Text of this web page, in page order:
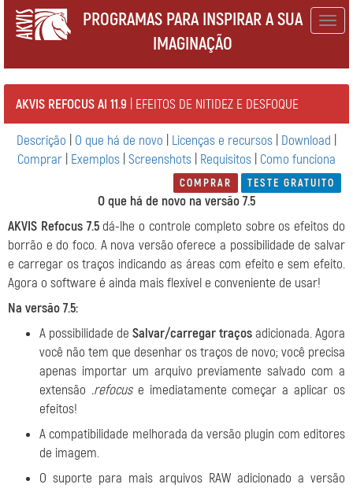
PROGRAMAS PARA INSPIRAR A SUA
IMAGINAÇÃO
AKVIS REFOCUS AI 11.9 | EFEITOS DE NITIDEZ E DESFOQUE
Descrição O que há de novo Licenças e recursos Download
Comprar Exemplos Screenshots Requisitos Como funciona
COMPRAR TESTE GRATUITO
O que há de novo na versão 7.5
AKVIS Refocus 7.5dá-lhe o controle completo sobre os efeitos do
borrão e do foco. A nova versão oferece a possibilidade de salvar
e carregar os traços indicando as áreas com efeito e sem efeito.
Agora o software é ainda mais flexível e conveniente de usar!
Na versão 7.5:
A possibilidade de Salvar/carregar traçosadicionada. Agora
você não tem que desenhar os traços de novo; você precisa
apenas importar um arquivo previamente salvado com a
extensão .refocuse imediatamente começar a aplicar os
efeitos!
A compatibilidade melhorada da versão plugin com editores
de imagem.
O suporte para mais arquivos RAW adicionado a versão